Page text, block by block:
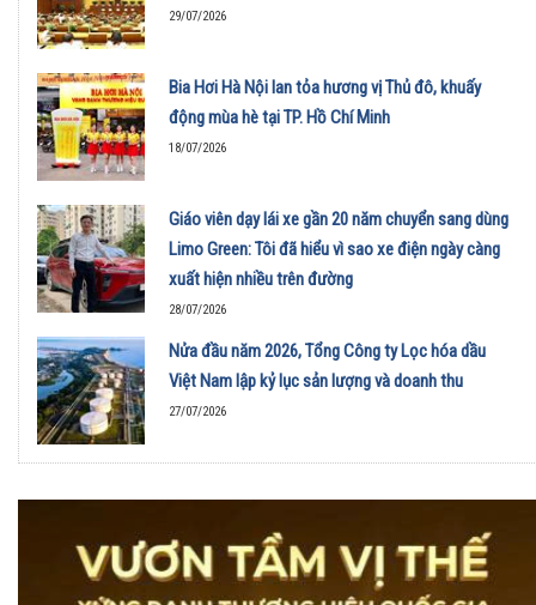
29/07/2026
Bia Hơi Hà Nội lan tỏa hương vị Thủ đô, khuấy
động mùa hè tại TP. Hồ Chí Minh
18/07/2026
Giáo viên dạy lái xe gần 20 năm chuyển sang dùng
Limo Green: Tôi đã hiểu vì sao xe điện ngày càng
xuất hiện nhiều trên đường
28/07/2026
Nửa đầu năm 2026, Tổng Công ty Lọc hóa dầu
Việt Nam lập kỷ lục sản lượng và doanh thu
27/07/2026